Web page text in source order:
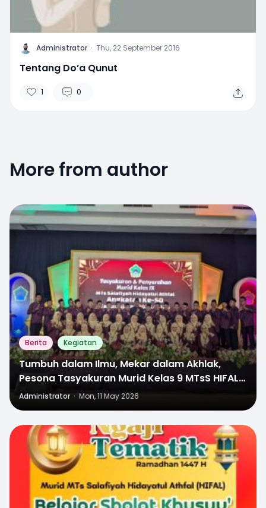
A Administrator · Thu, 22 September 2016
Tentang Do’a Qunut
1 0
More from author
Berita Kegiatan
Tumbuh dalam Ilmu, Mekar dalam Akhlak,
Pesona Tasyakuran Murid Kelas 9 MTsS HIFAL
Pekalongan yang Sarat Nilai Religi dan Budaya
Administrator · Mon, 11 May 2026